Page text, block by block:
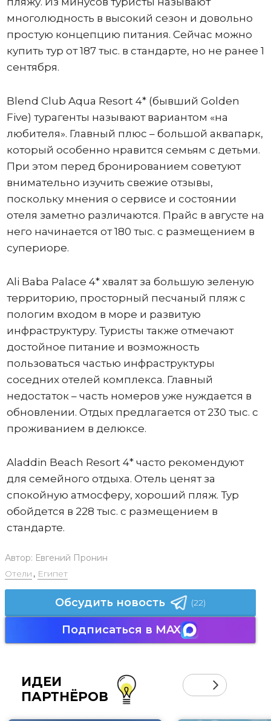
многолюдность в высокий сезон и довольно
простую концепцию питания. Сейчас можно
купить тур от 187 тыс. в стандарте, но не ранее 1
сентября.
Blend Club Aqua Resort 4* (бывший Golden
Five) турагенты называют вариантом «на
любителя». Главный плюс – большой аквапарк,
который особенно нравится семьям с детьми.
При этом перед бронированием советуют
внимательно изучить свежие отзывы,
поскольку мнения о сервисе и состоянии
отеля заметно различаются. Прайс в августе на
него начинается от 180 тыс. с размещением в
супериоре.
Ali Baba Palace 4* хвалят за большую зеленую
территорию, просторный песчаный пляж с
пологим входом в море и развитую
инфраструктуру. Туристы также отмечают
достойное питание и возможность
пользоваться частью инфраструктуры
соседних отелей комплекса. Главный
недостаток – часть номеров уже нуждается в
обновлении. Отдых предлагается от 230 тыс. с
проживанием в делюксе.
Aladdin Beach Resort 4* часто рекомендуют
для семейного отдыха. Отель ценят за
спокойную атмосферу, хороший пляж. Тур
обойдется в 228 тыс. с размещением в
стандарте.
Автор: Евгений Пронин
Отели , Египет
Обсудить новость (22)
Подписаться в MAX
ИДЕИ
ПАРТНЁРОВ